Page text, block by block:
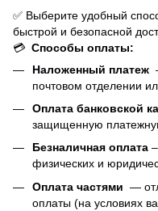
✅ Выберите удобный
быстрой и безопасной
💳 Способы оплаты:
Наложенный платеж
почтовом отделении
Оплата банковской
защищенную
Безналичная оплата
физических и
Оплата частями —
оплаты (на условиях